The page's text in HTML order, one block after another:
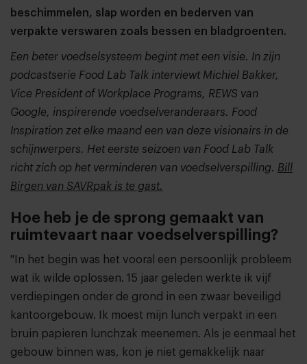
beschimmelen, slap worden en bederven van
verpakte verswaren zoals bessen en bladgroenten.
Een beter voedselsysteem begint met een visie. In zijn
podcastserie Food Lab Talk interviewt Michiel Bakker,
Vice President of Workplace Programs, REWS van
Google, inspirerende voedselveranderaars. Food
Inspiration zet elke maand een van deze visionairs in de
schijnwerpers. Het eerste seizoen van Food Lab Talk
richt zich op het verminderen van voedselverspilling. Bill
Birgen van SAVRpak is te gast.
Hoe heb je de sprong gemaakt van
ruimtevaart naar voedselverspilling?
"In het begin was het vooral een persoonlijk probleem
wat ik wilde oplossen. 15 jaar geleden werkte ik vijf
verdiepingen onder de grond in een zwaar beveiligd
kantoorgebouw. Ik moest mijn lunch verpakt in een
bruin papieren lunchzak meenemen. Als je eenmaal het
gebouw binnen was, kon je niet gemakkelijk naar